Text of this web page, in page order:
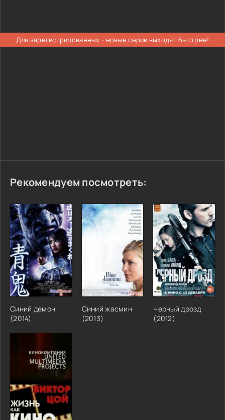
Для зарегистрированных - новые серии выходят быстрее!
Рекомендуем посмотреть:
Синий демон
(2014)
Синий жасмин
(2013)
Черный дрозд
(2012)